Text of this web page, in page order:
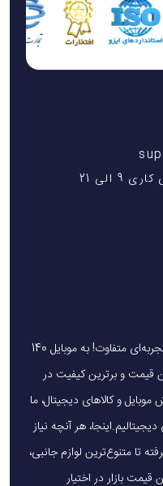
الی 21
یک خرید هوشمندانه ، قیمت منصفانه، تجربه‌ای متفاوت! به موبایل 140
قیمت و برترین کیفیت در
در فروش موبایل و کالاهای دیجیتال، ما
هر آنچه نیاز
تا متنوع‌ترین لوازم جانبی،
بازار در اختیار